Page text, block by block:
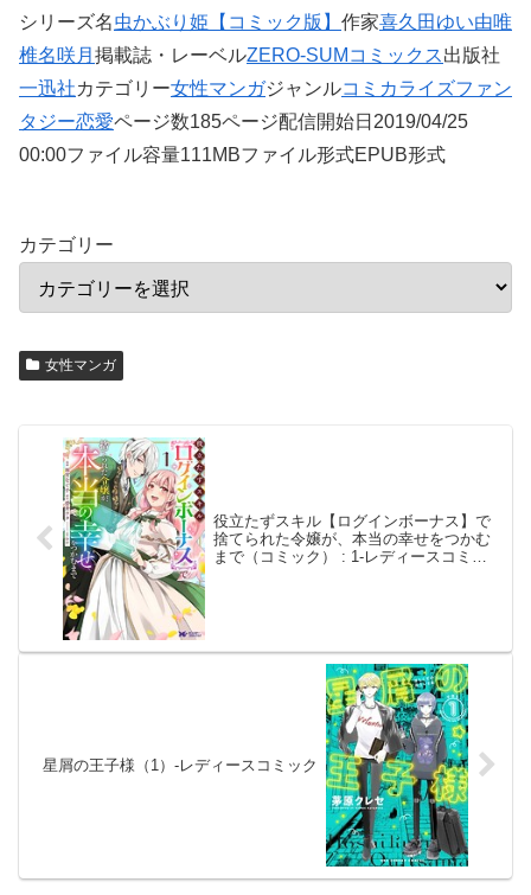
シリーズ名虫かぶり姫【コミック版】 作家喜久田ゆい由唯
椎名咲月 掲載誌・レーベルZERO-SUMコミックス出版社
一迅社カテゴリー女性マンガジャンルコミカライズファン
タジー恋愛ページ数185ページ配信開始日2019/04/25
00:00ファイル容量111MBファイル形式EPUB形式
カテゴリー
女性マンガ
役立たずスキル【ログインボーナス】で
捨てられた令嬢が、本当の幸せをつかむ
まで（コミック） : 1-レディースコミッ
星屑の王子様（1）-レディースコミック